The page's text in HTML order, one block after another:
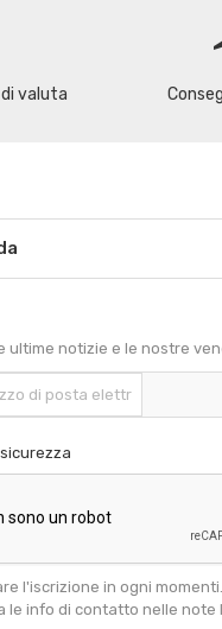
valuta
ultime notizie e le nostre
l'iscrizione in ogni
le info di contatto nelle note